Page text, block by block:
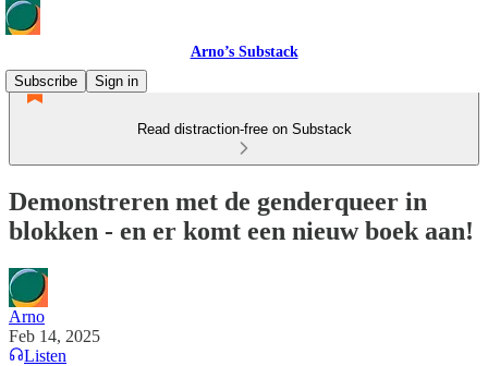
Arno’s Substack
Subscribe
Sign in
Read distraction-free on Substack
Demonstreren met de genderqueer in
blokken - en er komt een nieuw boek aan!
Arno
Feb 14, 2025
Listen